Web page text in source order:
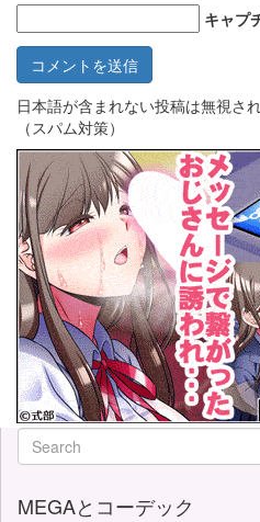
キャプ
日本語が含まれない投稿は無視さ
（スパム対策）
MEGAとコーデック